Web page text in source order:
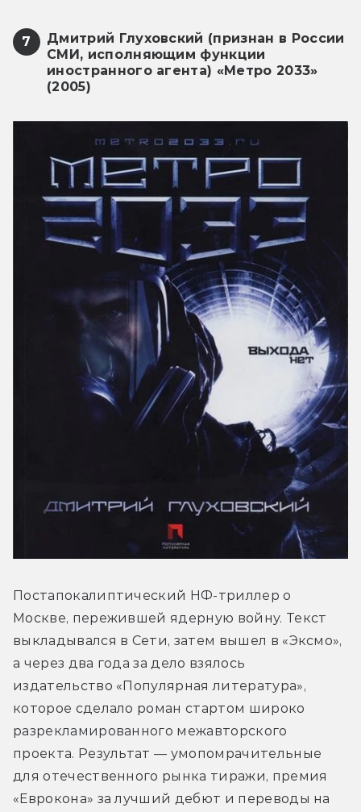
7
Дмитрий Глуховский (признан в России
СМИ, исполняющим функции
иностранного агента) «Метро 2033»
(2005)
Постапокалиптический НФ-триллер о
Москве, пережившей ядерную войну. Текст
выкладывался в Сети, затем вышел в «Эксмо»,
а через два года за дело взялось
издательство «Популярная литература»,
которое сделало роман стартом широко
разрекламированного межавторского
проекта. Результат — умопомрачительные
для отечественного рынка тиражи, премия
«Еврокона» за лучший дебют и переводы на